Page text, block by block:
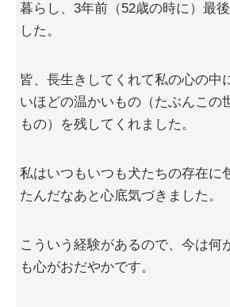
暮らし、3年前（52歳の時に）最
した。
皆、長生きしてくれて私の心の中
いほどの温かいもの（たぶんこの
もの）を残してくれました。
私はいつもいつも犬たちの存在に
たんだなあと心底気づきました。
こういう経験があるので、今は何
も心がおだやかです。